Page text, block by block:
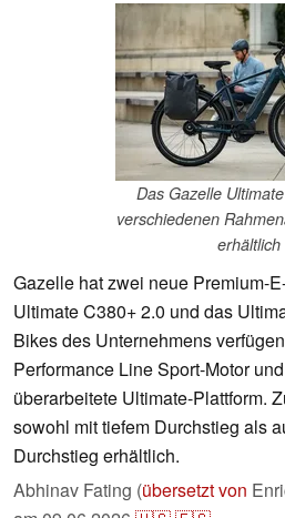
Das Gazelle
verschiedenen
erhältlich
Gazelle hat zwei neue Premium-
Ultimate C380+ 2.0 und das
Bikes des Unternehmens
Performance Line Sport-Motor
überarbeitete Ultimate-Plattform.
sowohl mit tiefem Durchstieg als
Durchstieg erhältlich.
Abhinav Fating (übersetzt von